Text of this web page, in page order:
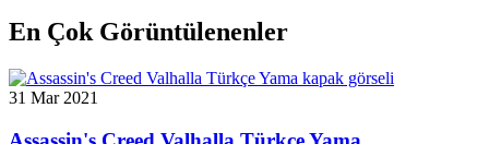
En Çok Görüntülenenler
31 Mar 2021